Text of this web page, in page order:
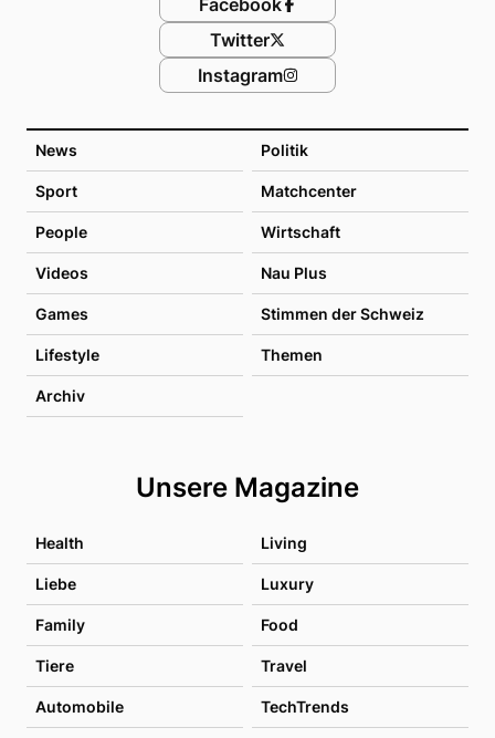
News Politik
Sport Matchcenter
People Wirtschaft
Videos Nau Plus
Games Stimmen der Schweiz
Lifestyle Themen
Archiv
Unsere Magazine
Health Living
Liebe Luxury
Family Food
Tiere Travel
Automobile TechTrends
Facebook
Twitter
Instagram